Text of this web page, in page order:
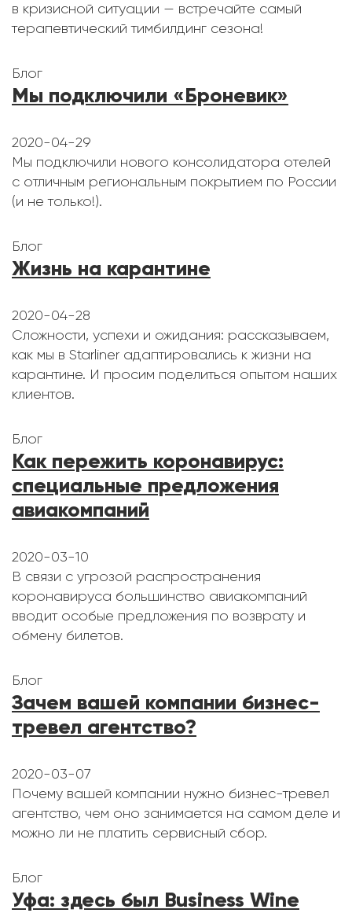
в кризисной ситуации — встречайте самый
терапевтический тимбилдинг сезона!
Блог
Мы подключили «Броневик»
2020-04-29
Мы подключили нового консолидатора отелей
с отличным региональным покрытием по России
(и не только!).
Блог
Жизнь на карантине
2020-04-28
Сложности, успехи и ожидания: рассказываем,
как мы в Starliner адаптировались к жизни на
карантине. И просим поделиться опытом наших
клиентов.
Блог
Как пережить коронавирус:
специальные предложения
авиакомпаний
2020-03-10
В связи с угрозой распространения
коронавируса большинство авиакомпаний
вводит особые предложения по возврату и
обмену билетов.
Блог
Зачем вашей компании бизнес-
тревел агентство?
2020-03-07
Почему вашей компании нужно бизнес-тревел
агентство, чем оно занимается на самом деле и
можно ли не платить сервисный сбор.
Блог
Уфа: здесь был Business Wine